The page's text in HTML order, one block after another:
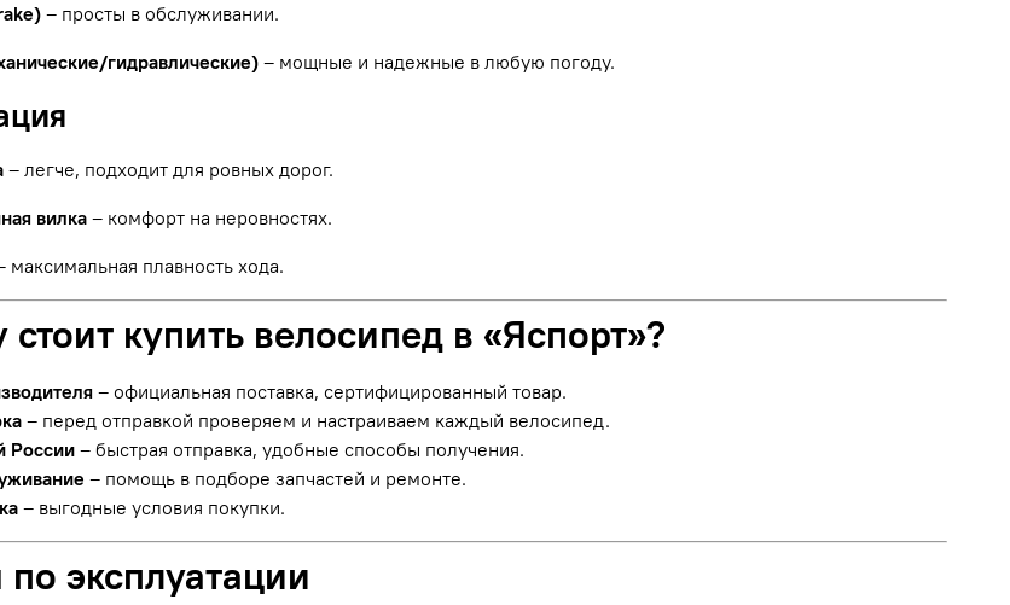
– просты в обслуживании.
гидравлические) – мощные и надежные в любую погоду.
– легче, подходит для ровных дорог.
вилка – комфорт на неровностях.
максимальная плавность хода.
купить велосипед в «Яспорт»?
– официальная поставка, сертифицированный товар.
– перед отправкой проверяем и настраиваем каждый велосипед.
России – быстрая отправка, удобные способы получения.
– помощь в подборе запчастей и ремонте.
– выгодные условия покупки.
эксплуатации